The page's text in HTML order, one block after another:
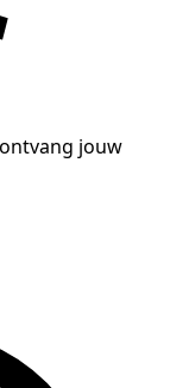
jouw